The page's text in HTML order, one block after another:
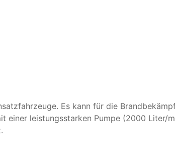
Es kann für die
einer leistungsstarken Pumpe (2000 Liter/